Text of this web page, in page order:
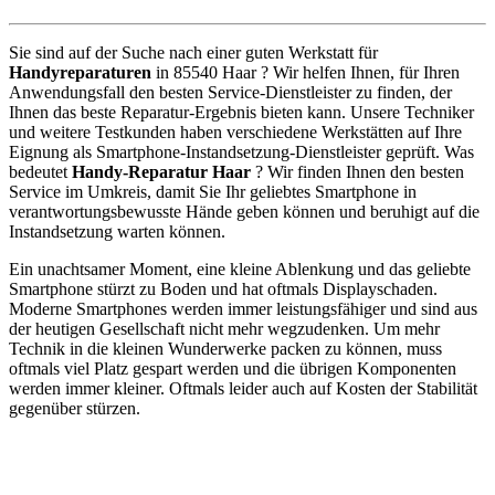
Sie sind auf der Suche nach einer guten Werkstatt für
Handyreparaturen in 85540 Haar ? Wir helfen Ihnen, für Ihren
Anwendungsfall den besten Service-Dienstleister zu finden, der
Ihnen das beste Reparatur-Ergebnis bieten kann. Unsere Techniker
und weitere Testkunden haben verschiedene Werkstätten auf Ihre
Eignung als Smartphone-Instandsetzung-Dienstleister geprüft. Was
bedeutet Handy-Reparatur Haar ? Wir finden Ihnen den besten
Service im Umkreis, damit Sie Ihr geliebtes Smartphone in
verantwortungsbewusste Hände geben können und beruhigt auf die
Instandsetzung warten können.
Ein unachtsamer Moment, eine kleine Ablenkung und das geliebte
Smartphone stürzt zu Boden und hat oftmals Displayschaden.
Moderne Smartphones werden immer leistungsfähiger und sind aus
der heutigen Gesellschaft nicht mehr wegzudenken. Um mehr
Technik in die kleinen Wunderwerke packen zu können, muss
oftmals viel Platz gespart werden und die übrigen Komponenten
werden immer kleiner. Oftmals leider auch auf Kosten der Stabilität
gegenüber stürzen.